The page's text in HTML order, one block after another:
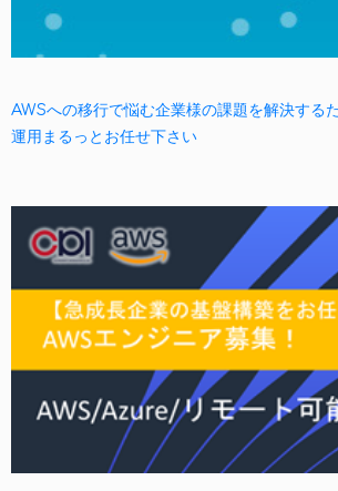
AWSへの移行で悩む企業様の課題を解決する
運用まるっとお任せ下さい